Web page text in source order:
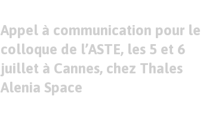
Appel à communication pour le
colloque de l’ASTE, les 5 et 6
juillet à Cannes, chez Thales
Alenia Space